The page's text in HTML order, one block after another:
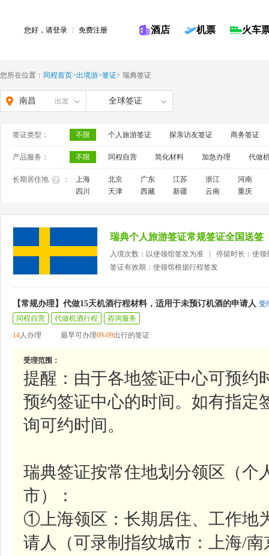
您好，请登录 免费注册 酒店 机票 火车
您所在位置： 同程首页>出境游>签证> 瑞典签证
南昌 出发 全球签证
签证类型： 不限 个人旅游签证 探亲访友签证 商务签证
产品服务： 不限 同程自营 简化材料 加急办理 代做
长期居住地 ： 上海 北京 广东 江苏 浙江
河南
四川
天津 西藏 新疆 云南 重庆
瑞典个人旅游签证常规签证全国送签
入境次数：以使领馆签发为准
停留时长：使领
签证有效期：使领馆根据行程签发
【常规办理】代做15天机酒行程材料，适用于未预订机酒的申请人 受
同程自营
代做机酒行程
咨询服务
14人办理 最早可办理09-09出行的签证
受理范围：
提醒：由于各地签证中心可预约
预约签证中心的时间。如有指定
询可约时间。
瑞典签证按常住地划分领区（个
市）：
①上海领区：长期居住、工作地
请人（可录制指纹城市：上海/南